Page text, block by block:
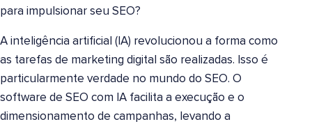
para impulsionar seu SEO?
A inteligência artificial (IA) revolucionou a forma como
as tarefas de marketing digital são realizadas. Isso é
particularmente verdade no mundo do SEO. O
software de SEO com IA facilita a execução e o
dimensionamento de campanhas, levando a